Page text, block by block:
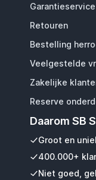
Garantieservice
Retouren
Bestelling
Veelgestelde
Zakelijke
Reserve
Daarom SB
Groot en
400.000+
Niet goed,